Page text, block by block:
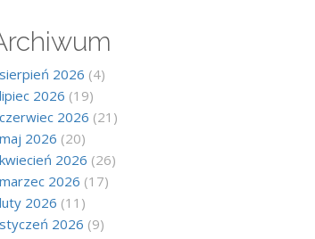
sierpień 2026 (4)
lipiec 2026 (19)
czerwiec 2026 (21)
maj 2026 (20)
kwiecień 2026 (26)
marzec 2026 (17)
luty 2026 (11)
styczeń 2026 (9)